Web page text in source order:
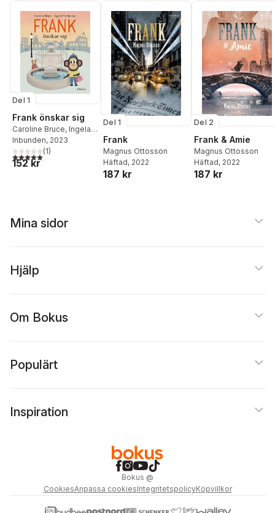
Del 1
Frank önskar sig
Caroline Bruce, Ingela P
Arrhenius
Inbunden, 2023
5,0utav 5 stjärnor. Totalt antal röster:
(1)
152 kr
Del 1
Frank
Magnus Ottosson
Häftad, 2022
187 kr
Del 2
Frank & Amie
Magnus Ottosson
Häftad, 2022
187 kr
Mina sidor
Hjälp
Om Bokus
Populärt
Inspiration
Bokus @
CookiesAnpassa cookiesIntegritetspolicyKöpvillkor